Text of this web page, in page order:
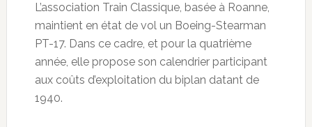
L’association Train Classique, basée à Roanne,
maintient en état de vol un Boeing-Stearman
PT-17. Dans ce cadre, et pour la quatrième
année, elle propose son calendrier participant
aux coûts d’exploitation du biplan datant de
1940.